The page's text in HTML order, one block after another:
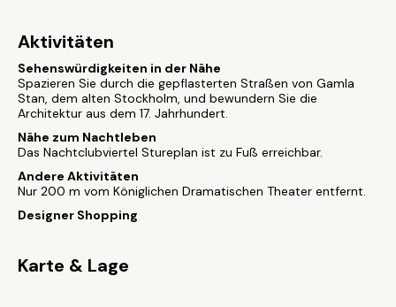
Aktivitäten
Sehenswürdigkeiten in der Nähe
Spazieren Sie durch die gepflasterten Straßen von Gamla
Stan, dem alten Stockholm, und bewundern Sie die
Architektur aus dem 17. Jahrhundert.
Nähe zum Nachtleben
Das Nachtclubviertel Stureplan ist zu Fuß erreichbar.
Andere Aktivitäten
Nur 200 m vom Königlichen Dramatischen Theater entfernt.
Designer Shopping
Karte & Lage